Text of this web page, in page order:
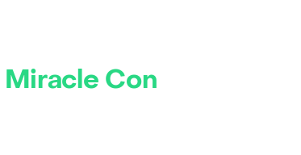
Con